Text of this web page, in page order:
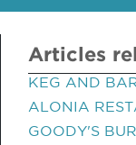
Articles
KEG AND
ALONIA
GOODY'S